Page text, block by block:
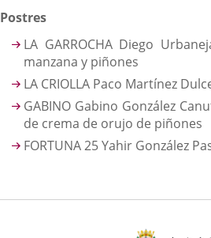
Postres
LA GARROCHA Diego
manzana y piñones
LA CRIOLLA Paco Martínez
GABINO Gabino González
de crema de orujo de piñones
FORTUNA 25 Yahir González